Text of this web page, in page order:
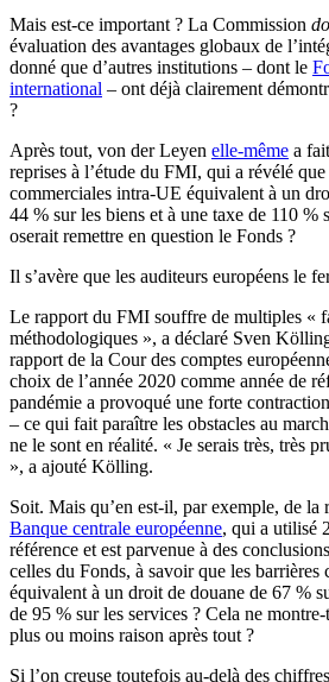
Mais est-ce important ? La Commission
évaluation des avantages globaux de
donné que d’autres institutions – dont le
international – ont déjà clairement
?
Après tout, von der Leyen elle-même a
reprises à l’étude du FMI, qui a révélé que
commerciales intra-UE équivalent à un
44 % sur les biens et à une taxe de 110 %
oserait remettre en question le Fonds ?
Il s’avère que les auditeurs européens le
Le rapport du FMI souffre de multiples «
méthodologiques », a déclaré Sven
rapport de la Cour des comptes
choix de l’année 2020 comme année de
pandémie a provoqué une forte
– ce qui fait paraître les obstacles au
ne le sont en réalité. « Je serais très, très
», a ajouté Kölling.
Soit. Mais qu’en est-il, par exemple, de la
Banque centrale européenne, qui a utilisé
référence et est parvenue à des
celles du Fonds, à savoir que les
équivalent à un droit de douane de 67 %
de 95 % sur les services ? Cela ne
plus ou moins raison après tout ?
Si l’on creuse toutefois au-delà des